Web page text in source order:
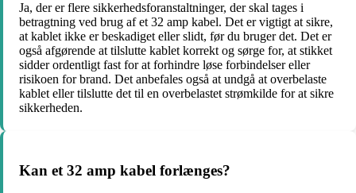
Ja, der er flere sikkerhedsforanstaltninger, der skal tages i
betragtning ved brug af et 32 amp kabel. Det er vigtigt at sikre,
at kablet ikke er beskadiget eller slidt, før du bruger det. Det er
også afgørende at tilslutte kablet korrekt og sørge for, at stikket
sidder ordentligt fast for at forhindre løse forbindelser eller
risikoen for brand. Det anbefales også at undgå at overbelaste
kablet eller tilslutte det til en overbelastet strømkilde for at sikre
sikkerheden.
Kan et 32 amp kabel forlænges?